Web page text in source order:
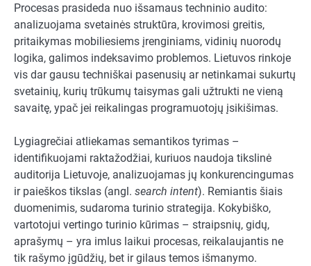
Procesas prasideda nuo išsamaus techninio audito:
analizuojama svetainės struktūra, krovimosi greitis,
pritaikymas mobiliesiems įrenginiams, vidinių nuorodų
logika, galimos indeksavimo problemos. Lietuvos rinkoje
vis dar gausu techniškai pasenusių ar netinkamai sukurtų
svetainių, kurių trūkumų taisymas gali užtrukti ne vieną
savaitę, ypač jei reikalingas programuotojų įsikišimas.
Lygiagrečiai atliekamas semantikos tyrimas –
identifikuojami raktažodžiai, kuriuos naudoja tikslinė
auditorija Lietuvoje, analizuojamas jų konkurencingumas
ir paieškos tikslas (angl. search intent). Remiantis šiais
duomenimis, sudaroma turinio strategija. Kokybiško,
vartotojui vertingo turinio kūrimas – straipsnių, gidų,
aprašymų – yra imlus laikui procesas, reikalaujantis ne
tik rašymo įgūdžių, bet ir gilaus temos išmanymo.